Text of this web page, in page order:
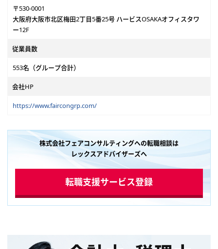
〒530-0001
大阪府大阪市北区梅田2丁目5番25号 ハービスOSAKAオフィスタワ
ー12F
従業員数
553名（グループ合計）
会社HP
https://www.faircongrp.com/
株式会社フェアコンサルティングへの転職相談は
レックスアドバイザーズへ
転職支援サービス登録